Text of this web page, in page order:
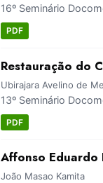
16º Seminário
PDF
Restauração do
Ubirajara Avelino de
13º Seminário
PDF
Affonso Eduardo
João Masao Kamita